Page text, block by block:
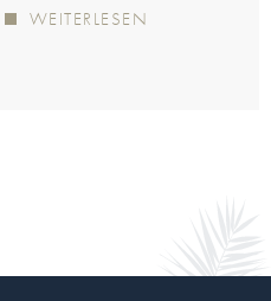
WEITERLESEN